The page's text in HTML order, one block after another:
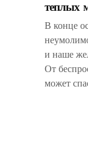
теплых
В конце
и наше
От
может